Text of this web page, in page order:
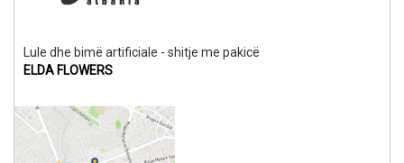
Lule dhe bimë artificiale - shitje me pakicë
ELDA FLOWERS